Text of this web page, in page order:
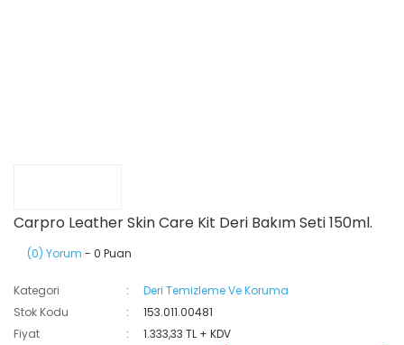
Carpro Leather Skin Care Kit Deri Bakım Seti 150ml.
(0) Yorum - 0 Puan
Kategori
Deri Temizleme Ve Koruma
Stok Kodu
153.011.00481
Fiyat
1.333,33 TL + KDV